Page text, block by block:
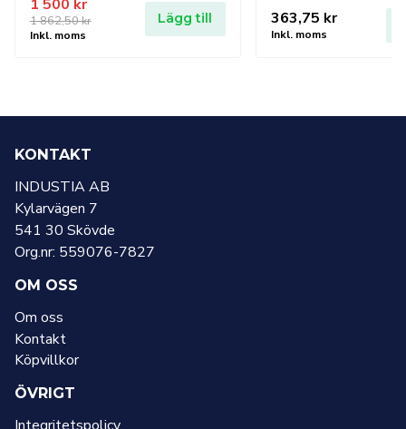
1 862,50kr
Det
ursprungliga
862,50 kr.
1 500 kr
Det
nuvarande
500 kr.
Inkl. moms
Lägg till 363,75 kr
Inkl. moms
KONTAKT
INDUSTIA AB
Kylarvägen 7
541 30 Skövde
Org.nr: 559076-7827
OM OSS
Om oss
Kontakt
Köpvillkor
ÖVRIGT